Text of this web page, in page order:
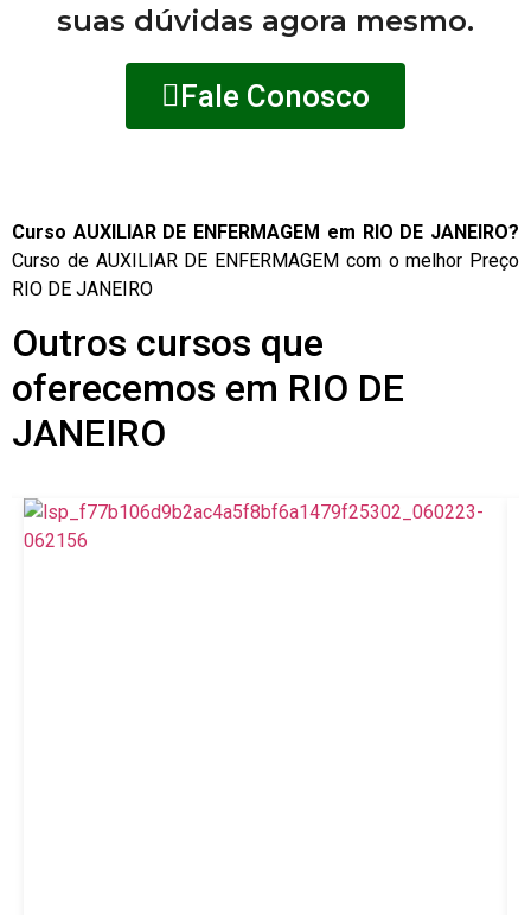
suas dúvidas agora mesmo.
Fale Conosco
Curso AUXILIAR DE ENFERMAGEM em RIO DE JANEIRO?
Curso de AUXILIAR DE ENFERMAGEM com o melhor Preço
RIO DE JANEIRO
Outros cursos que
oferecemos em RIO DE
JANEIRO